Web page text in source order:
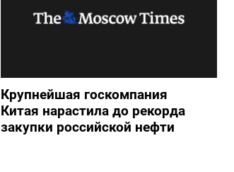
Крупнейшая госкомпания
Китая нарастила до рекорда
закупки российской нефти